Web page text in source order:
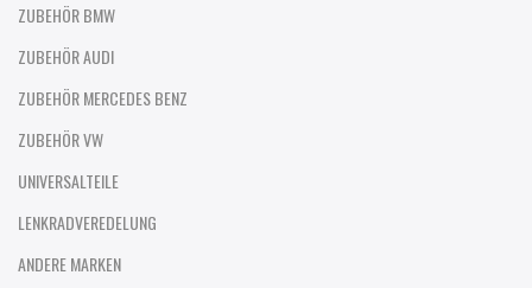
ZUBEHÖR BMW
ZUBEHÖR AUDI
ZUBEHÖR MERCEDES BENZ
ZUBEHÖR VW
UNIVERSALTEILE
LENKRADVEREDELUNG
ANDERE MARKEN